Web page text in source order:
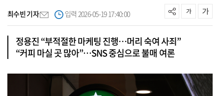
최수빈 기자 입력 2026-05-19 17:40:00
정용진 “부적절한 마케팅 진행…머리 숙여 사죄”
“커피 마실 곳 많아”…SNS 중심으로 불매 여론